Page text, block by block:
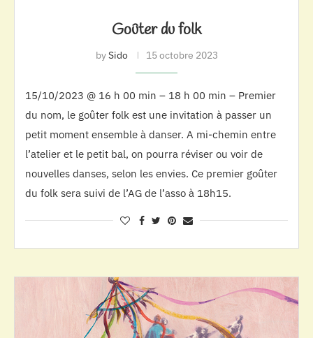
Goûter du folk
bySido 15 octobre 2023
15/10/2023 @ 16 h 00 min – 18 h 00 min – Premier
du nom, le goûter folk est une invitation à passer un
petit moment ensemble à danser. A mi-chemin entre
l’atelier et le petit bal, on pourra réviser ou voir de
nouvelles danses, selon les envies. Ce premier goûter
du folk sera suivi de l’AG de l’asso à 18h15.